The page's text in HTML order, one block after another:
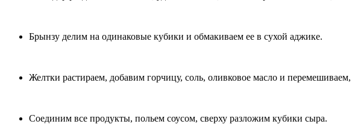
Брынзу делим на одинаковые кубики и обмакиваем ее в сухой аджике.
Желтки растираем, добавим горчицу, соль, оливковое масло и
Соединим все продукты, польем соусом, сверху разложим кубики сыра.